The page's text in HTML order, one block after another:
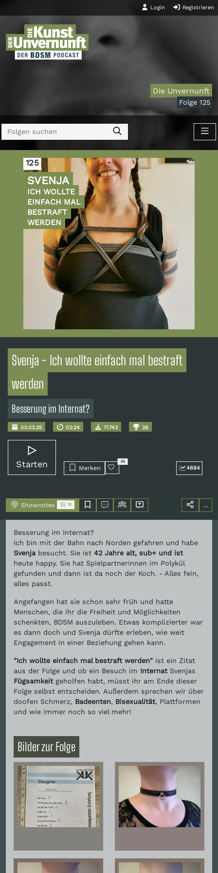
Login Registrieren
Die Unvernunft
Folge 125
125
SVENJA
ICH WOLLTE
EINFACH MAL
BESTRAFT
WERDEN
Svenja - Ich wollte einfach mal bestraft
werden
Besserung im Internat?
03.03.25 02:24 17.743 28
Starten Merken
36
4684
Shownotes 11 ...
Besserung im Internat?
Ich bin mit der Bahn nach Norden gefahren und habe
Svenjabesucht. Sie ist 42 Jahre alt, sub+ und ist
heute happy. Sie hat SpielpartnerInnen im Polykül
gefunden und dann ist da noch der Koch. - Alles fein,
alles passt.
Angefangen hat sie schon sehr früh und hatte
Menschen, die ihr die Freiheit und Möglichkeiten
schenkten, BDSM auszuleben. Etwas komplizierter war
es dann doch und Svenja dürfte erleben, wie weit
Engagement in einer Beziehung gehen kann.
"Ich wollte einfach mal bestraft werden" ist ein Zitat
aus der Folge und ob ein Besuch im InternatSvenjas
Fügsamkeitgeholfen habt, müsst ihr am Ende dieser
Folge selbst entscheiden. Außerdem sprechen wir über
doofen Schmerz, Badeenten, Bisexualität, Plattformen
und wie immer noch so viel mehr!
Bilder zur Folge